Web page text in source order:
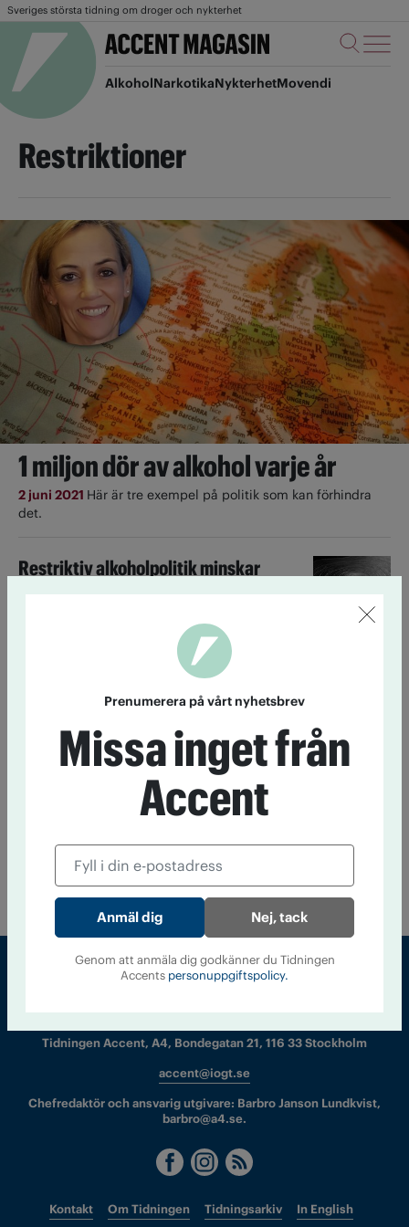
Sveriges största tidning om droger och nykterhet
AlkoholNarkotikaNykterhetMovendi
Restriktioner
1 miljon dör av alkohol varje år
2 juni 2021 Här är tre exempel på politik som kan förhindra
det.
Restriktiv alkoholpolitik minskar
antalet självmord
Liberal alkoholpolitik leder till fler självmord.
Åtgärder som minskar konsumtionen minskar
3 mars 2014
I Newcastle i Australien har våldet minskat
sedan en ny lag tvingat pubarna att stänga tidigare.
24 juni 2013
Det turkiska parlamentet har godkänt en lag som
förbjuder alkoholreklam och ökar restriktionerna kring
alkoholförsäljningen.
Tidningen Accent, A4, Bondegatan 21, 116 33 Stockholm
accent@iogt.se
Chefredaktör och ansvarig utgivare: Barbro Janson Lundkvist,
barbro@a4.se.
Kontakt Om Tidningen Tidningsarkiv In English
Prenumerera på vårt nyhetsbrev
Missa inget från
Accent
Nej, tack
Genom att anmäla dig godkänner du Tidningen
Accents personuppgiftspolicy.